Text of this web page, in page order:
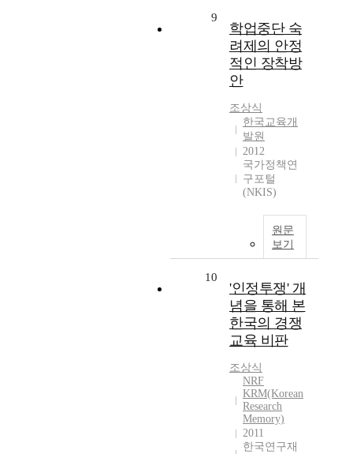
9
학업중단 숙
려제의 안정
적인 장착방
안
조상식
한국교육개
발원
2012
국가정책연
구포털
(NKIS)
원문
보기
10
'인정투쟁' 개
념을 통해 본
한국의 경쟁
교육 비판
조상식
NRF
KRM(Korean
Research
Memory)
2011
한국연구재